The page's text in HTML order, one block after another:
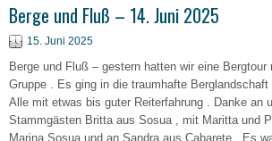
Berge und Fluß – 14. Juni 2025
15. Juni 2025
Berge und Fluß – gestern hatten wir eine
Gruppe . Es ging in die traumhafte
Alle mit etwas bis guter Reiterfahrung . Danke an
Stammgästen Britta aus Sosua , mit Maritta und
Marina Sosua und an Sandra aus Cabarete . Es